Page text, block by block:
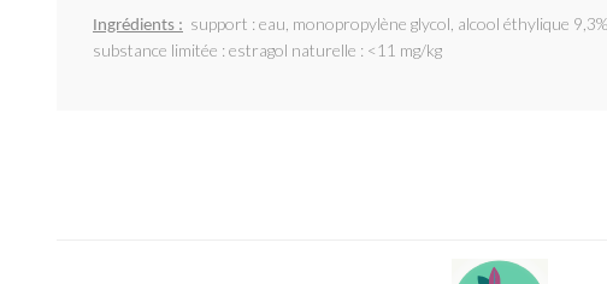
Ingrédients : support : eau, monopropylène glycol, alcool éthylique
substance limitée : estragol naturelle : <11 mg/kg